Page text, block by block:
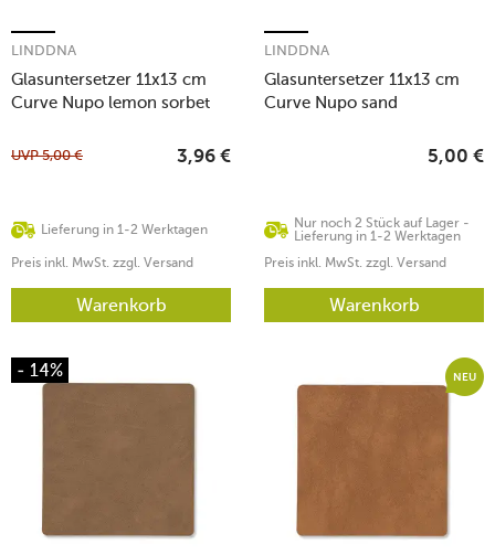
Glasuntersetzer 11x13 cm
Curve Nupo lemon sorbet
LINDDNA
Lieferung in 1-2 Werktagen
UVP5,00 € 3,96 €
Preis inkl. MwSt. zzgl. Versand
Warenkorb
Glasuntersetzer 11x13 cm
Curve Nupo sand
LINDDNA
Nur noch 2 Stück auf Lager -
Lieferung in 1-2 Werktagen
5,00 €
Preis inkl. MwSt. zzgl. Versand
Warenkorb
- 14% NEU